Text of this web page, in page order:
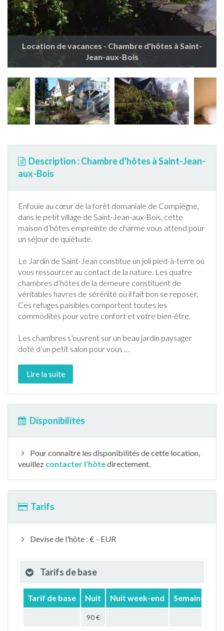
Location de vacances - Chambre d'hôtes à Saint-
Jean-aux-Bois
Description : Chambre d'hôtes à Saint-Jean-
aux-Bois
Enfouie au cœur de la forêt domaniale de Compiègne,
dans le petit village de Saint-Jean-aux-Bois, cette
maison d’hôtes empreinte de charme vous attend pour
un séjour de quiétude.
Le Jardin de Saint-Jean constitue un joli pied-à-terre où
vous ressourcer au contact de la nature. Les quatre
chambres d’hôtes de la demeure constituent de
véritables havres de sérénité où il fait bon se reposer.
Ces refuges paisibles comportent toutes les
commodités pour votre confort et votre bien-être.
Les chambres s’ouvrent sur un beau jardin paysager
doté d’un petit salon pour vous …
Lire la suite
Disponibilités
Pour connaître les disponibilités de cette location,
veuillez contacter l'hôtedirectement.
Tarifs
Devise de l'hôte : € - EUR
Tarifs de base
Tarif de base Nuit Nuit week-end Semaine
90 €